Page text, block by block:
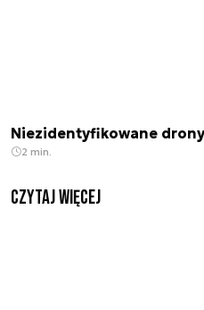
Niezidentyfikowane
2 min.
czytaj więcej